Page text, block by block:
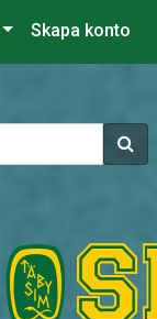
Skapa konto
Sök